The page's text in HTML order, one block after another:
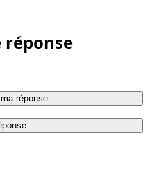
réponse